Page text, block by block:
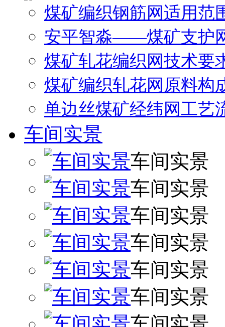
煤矿编织钢筋网适用范
安平智淼——煤矿支护
煤矿轧花编织网技术要
煤矿编织轧花网原料构
单边丝煤矿经纬网工艺
车间实景
车间实景
车间实景
车间实景
车间实景
车间实景
车间实景